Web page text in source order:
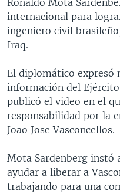
principal
Salte
búsqueda
VOA VERIFICA AMÉRICA
BOLIVIA
COLOMBIA
PERÚ
ECUADOR
VENEZUELA
CENTROAMÉRICA
COSTA RICA
GUATEMALA
HONDURAS
NICARAGUA
OTRAS SECCIONES
LIBERTAD DE PRENSA
MUNDO
ECONOMÍA
TECNOLOGÍA
DEPORTES
LIBERTAD DE PRENSA
UCRANIA
MULTIMEDIA
FOTOGRAFÍA
AUDIOS
EL MUNDO AL DÍA
FORO INTERAMERICANO
RADIO
AVANCE INFORMATIVO
DIRECT
Ronaldo Mota
internacional para
ingeniero civil
Iraq.
El diplomático expresó
información del
publicó el video en el
responsabilidad por la
Joao Jose Vasconcellos.
Mota Sardenberg instó
ayudar a liberar a
trabajando para una